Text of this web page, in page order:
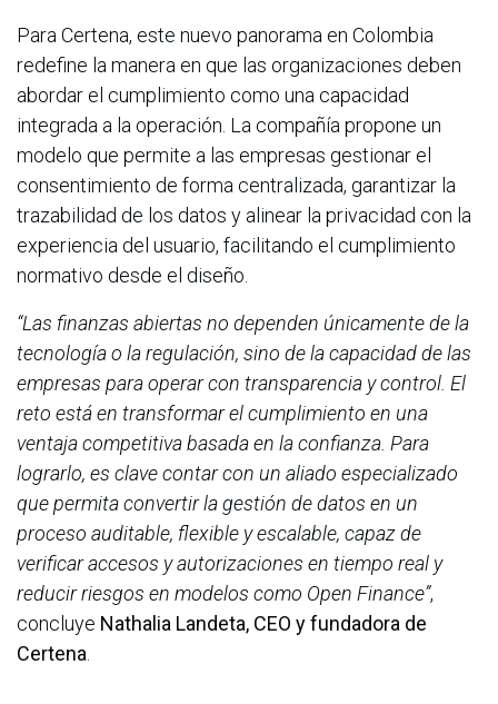
Para Certena, este nuevo panorama en Colombia
redefine la manera en que las organizaciones deben
abordar el cumplimiento como una capacidad
integrada a la operación. La compañía propone un
modelo que permite a las empresas gestionar el
consentimiento de forma centralizada, garantizar la
trazabilidad de los datos y alinear la privacidad con la
experiencia del usuario, facilitando el cumplimiento
normativo desde el diseño.
“Las finanzas abiertas no dependen únicamente de la
tecnología o la regulación, sino de la capacidad de las
empresas para operar con transparencia y control. El
reto está en transformar el cumplimiento en una
ventaja competitiva basada en la confianza. Para
lograrlo, es clave contar con un aliado especializado
que permita convertir la gestión de datos en un
proceso auditable, flexible y escalable, capaz de
verificar accesos y autorizaciones en tiempo real y
reducir riesgos en modelos como Open Finance”,
concluye Nathalia Landeta, CEO y fundadora de
Certena